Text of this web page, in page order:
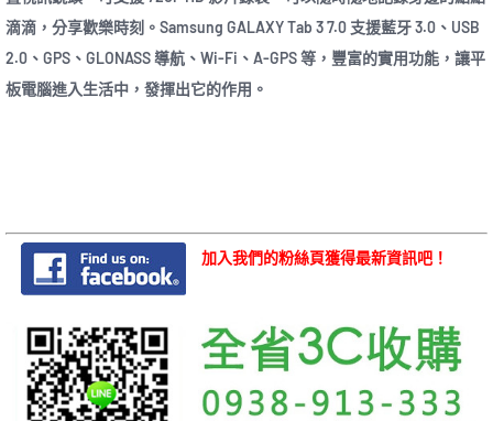
滴滴，分享歡樂時刻。Samsung GALAXY Tab 3 7.0 支援藍牙 3.0、USB
2.0、GPS、GLONASS 導航、Wi-Fi、A-GPS 等，豐富的實用功能，讓平
板電腦進入生活中，發揮出它的作用。
加入我們的粉絲頁獲得最新資訊吧！